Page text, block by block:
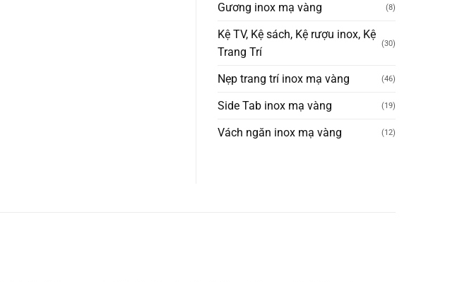
Gương inox mạ vàng (8)
Kệ TV, Kệ sách, Kệ rượu inox, Kệ
Trang Trí
(30)
Nẹp trang trí inox mạ vàng (46)
Side Tab inox mạ vàng (19)
Vách ngăn inox mạ vàng (12)